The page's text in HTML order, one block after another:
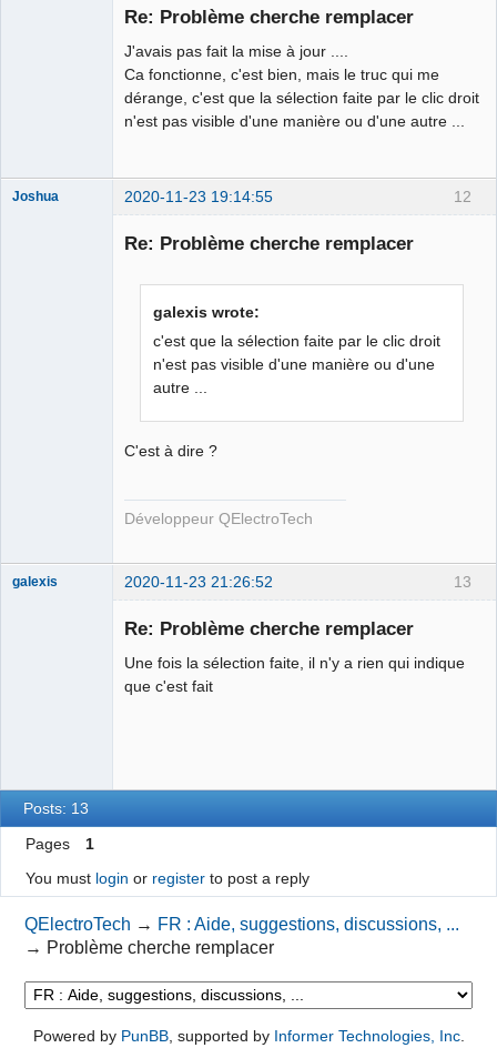
Re: Problème cherche remplacer
J'avais pas fait la mise à jour ....
Ca fonctionne, c'est bien, mais le truc qui me
dérange, c'est que la sélection faite par le clic droit
n'est pas visible d'une manière ou d'une autre ...
12
Joshua 2020-11-23 19:14:55
Re: Problème cherche remplacer
galexis wrote:
c'est que la sélection faite par le clic droit
n'est pas visible d'une manière ou d'une
autre ...
C'est à dire ?
Développeur QElectroTech
13
galexis 2020-11-23 21:26:52
Re: Problème cherche remplacer
Une fois la sélection faite, il n'y a rien qui indique
que c'est fait
Posts: 13
Pages
1
You must login or registerto post a reply
QElectroTech → FR : Aide, suggestions, discussions, ...
→ Problème cherche remplacer
Powered by PunBB, supported by Informer Technologies, Inc.